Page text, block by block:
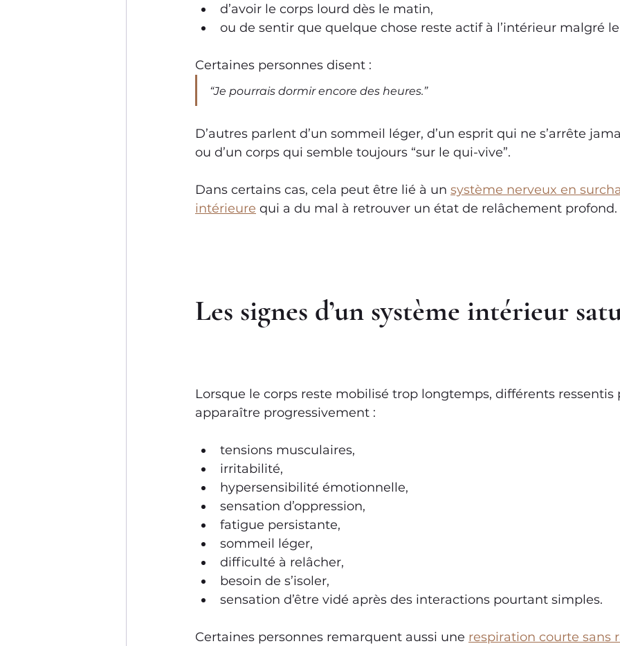
d’avoir le corps lourd dès le matin,
ou de sentir que quelque chose reste actif à l’intérieur malgré
Certaines personnes disent :
“Je pourrais dormir encore des heures.”
D’autres parlent d’un sommeil léger, d’un esprit qui ne s’arrête
ou d’un corps qui semble toujours “sur le qui-vive”.
Dans certains cas, cela peut être lié à un système nerveux en
intérieure qui a du mal à retrouver un état de relâchement profond.
Les signes d’un système intérieur
Lorsque le corps reste mobilisé trop longtemps, différents ressentis
apparaître progressivement :
tensions musculaires,
irritabilité,
hypersensibilité émotionnelle,
sensation d’oppression,
fatigue persistante,
sommeil léger,
difficulté à relâcher,
besoin de s’isoler,
sensation d’être vidé après des interactions pourtant simples.
Certaines personnes remarquent aussi une respiration courte sans